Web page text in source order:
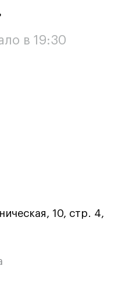
дизайн
и творческое
в 19:30
10, стр. 4,